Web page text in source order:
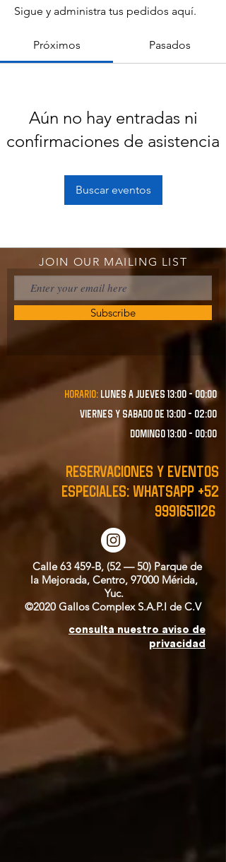
Sigue y administra tus pedidos aquí.
Próximos Pasados
Aún no hay entradas ni
confirmaciones de asistencia
Buscar eventos
JOIN OUR MAILING LIST
Subscribe
Horario: lunes a JUEVES 13:00 - 00:00
VIERNES Y SABADO de 13:00 - 02:00
domingo 13:00 - 00:00
RESERVACIONES y EVENTOS
ESPECIALES: WHATSAPP +52
9991651126
Calle 63 459-B, (52 — 50) Parque de
la Mejorada, Centro, 97000 Mérida,
Yuc.
©2020 Gallos Complex S.A.P.I de C.V
consulta nuestro aviso de
privacidad